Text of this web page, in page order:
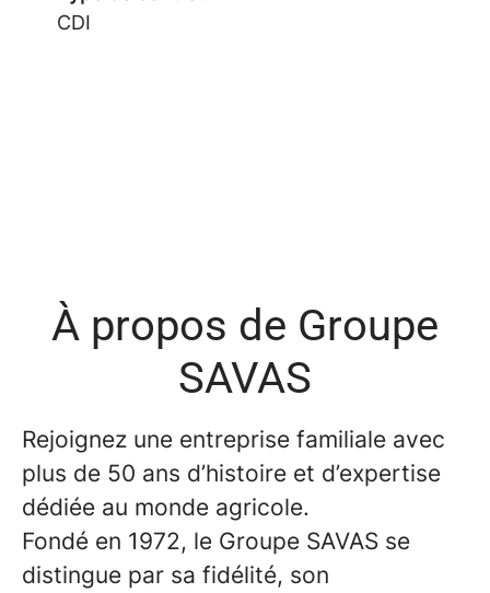
CDI
À propos de Groupe
SAVAS
Rejoignez une entreprise familiale avec
plus de 50 ans d’histoire et d’expertise
dédiée au monde agricole.
Fondé en 1972, le Groupe SAVAS se
distingue par sa fidélité, son